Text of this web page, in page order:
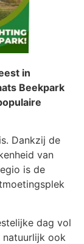
in
Beekpark
Dankzij de
van
is de
dag vol
ook